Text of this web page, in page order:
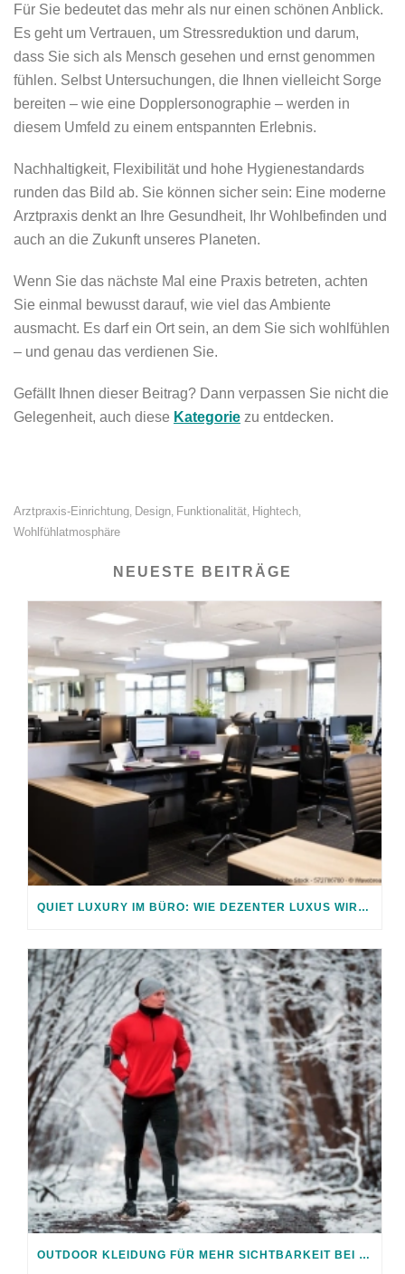
Für Sie bedeutet das mehr als nur einen schönen Anblick.
Es geht um Vertrauen, um Stressreduktion und darum,
dass Sie sich als Mensch gesehen und ernst genommen
fühlen. Selbst Untersuchungen, die Ihnen vielleicht Sorge
bereiten – wie eine Dopplersonographie – werden in
diesem Umfeld zu einem entspannten Erlebnis.
Nachhaltigkeit, Flexibilität und hohe Hygienestandards
runden das Bild ab. Sie können sicher sein: Eine moderne
Arztpraxis denkt an Ihre Gesundheit, Ihr Wohlbefinden und
auch an die Zukunft unseres Planeten.
Wenn Sie das nächste Mal eine Praxis betreten, achten
Sie einmal bewusst darauf, wie viel das Ambiente
ausmacht. Es darf ein Ort sein, an dem Sie sich wohlfühlen
– und genau das verdienen Sie.
Gefällt Ihnen dieser Beitrag? Dann verpassen Sie nicht die
Gelegenheit, auch diese Kategorie zu entdecken.
Arztpraxis-Einrichtung Design Funktionalität Hightech
Wohlfühlatmosphäre
NEUESTE BEITRÄGE
QUIET LUXURY IM BÜRO: WIE DEZENTER LUXUS WIRKT
OUTDOOR KLEIDUNG FÜR MEHR SICHTBARKEIT BEI JEDEM WETTER